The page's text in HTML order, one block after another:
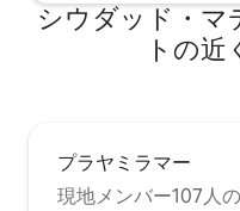
シウダッド・マ
トの近
プラヤミラマー
現地メンバー107人